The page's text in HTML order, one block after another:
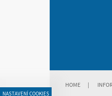
NASTAVENÍ COOKIES
HOME |